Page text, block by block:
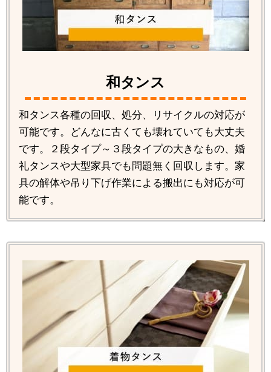
和タンス
和タンス各種の回収、処分、リサイクルの対応が
可能です。どんなに古くても壊れていても大丈夫
です。２段タイプ～３段タイプの大きなもの、婚
礼タンスや大型家具でも問題無く回収します。家
具の解体や吊り下げ作業による搬出にも対応が可
能です。